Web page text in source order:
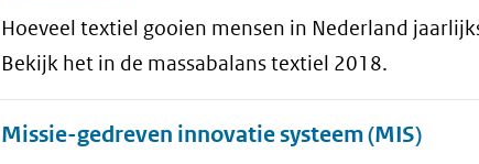
Hoeveel textiel gooien mensen in Nederland
Bekijk het in de massabalans textiel 2018.
Missie-gedreven innovatie systeem (MIS)